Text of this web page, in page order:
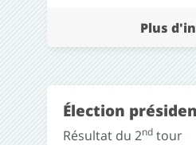
Plus
Élection
Résultat du 2nd tour